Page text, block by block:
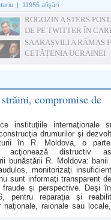
| 11955 afişări
ROGOZIN A ȘTERS
DE PE TWITTER ÎN
AMENINȚĂ ROMÂNIA
SAAKAȘVILI A RĂMAS
CETĂȚENIA UCRAINEI
compromise de
instituţiile internaţionale
drumurilor şi
în R. Moldova, o
acţionează distructiv
bunăstării R. Moldova: banii
monitorizaţi
sunt informaţi transparent
fraude şi perspective. Deşi
pentru reparaţia şi
naţionale, raionale sau